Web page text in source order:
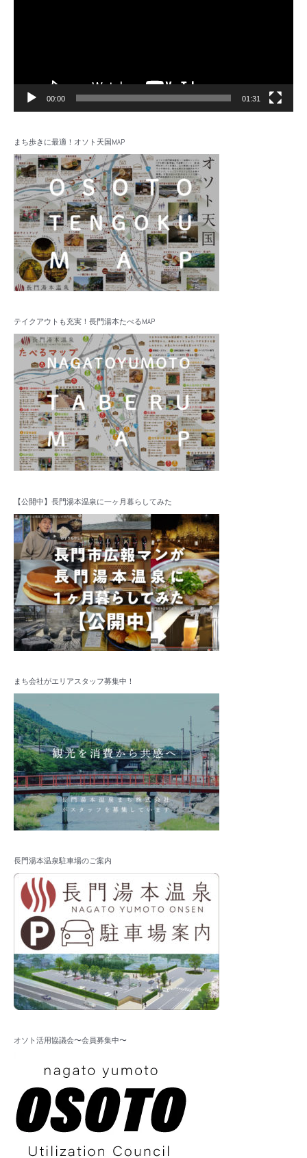
00:00 01:31
まち歩きに最適！オソト天国MAP
テイクアウトも充実！長門湯本たべるMAP
【公開中】長門湯本温泉に一ヶ月暮らしてみた
まち会社がエリアスタッフ募集中！
長門湯本温泉駐車場のご案内
オソト活用協議会〜会員募集中〜